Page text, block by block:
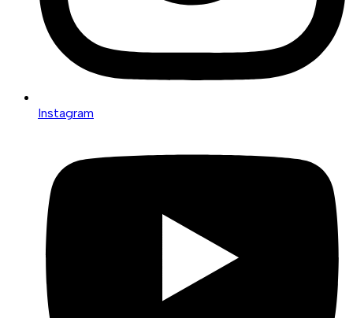
Instagram